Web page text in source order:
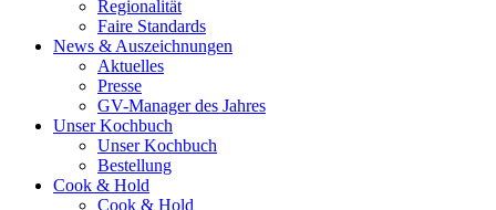
Regionalität
Faire Standards
News & Auszeichnungen
Aktuelles
Presse
GV-Manager des Jahres
Unser Kochbuch
Unser Kochbuch
Bestellung
Cook & Hold
Cook & Hold